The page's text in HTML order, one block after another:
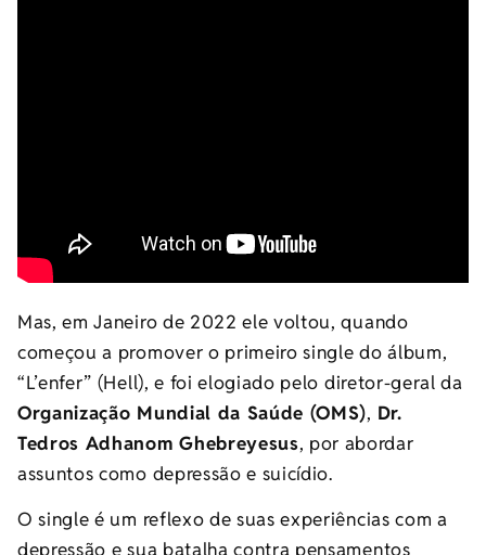
Mas, em Janeiro de 2022 ele voltou, quando
começou a promover o primeiro single do álbum,
“L’enfer” (Hell), e foi elogiado pelo diretor-geral da
Organização Mundial da Saúde (OMS), Dr.
Tedros Adhanom Ghebreyesus, por abordar
assuntos como depressão e suicídio.
O single é um reflexo de suas experiências com a
depressão e sua batalha contra pensamentos